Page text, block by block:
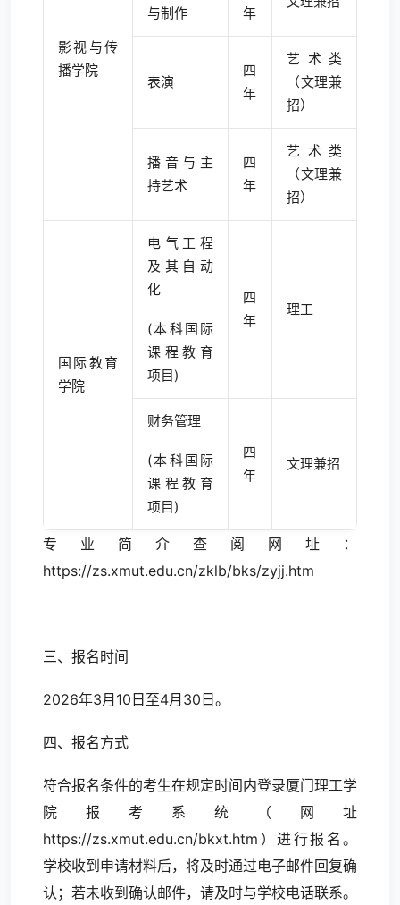
影视与传
播学院
与制作 年
表演
四
年
艺术类
（文理兼
招）
播音与主
持艺术
四
年
艺术类
（文理兼
招）
国际教育
学院
电气工程
及其自动
化
(本科国际
课程教育
项目)
四
年
理工
财务管理
(本科国际
课程教育
项目)
四
年
文理兼招
专业简介查阅网址：
https://zs.xmut.edu.cn/zklb/bks/zyjj.htm
三、报名时间
2026年3月10日至4月30日。
四、报名方式
符合报名条件的考生在规定时间内登录厦门理工学
院报考系统（网址
https://zs.xmut.edu.cn/bkxt.htm ）进行报名。
学校收到申请材料后，将及时通过电子邮件回复确
认；若未收到确认邮件，请及时与学校电话联系。